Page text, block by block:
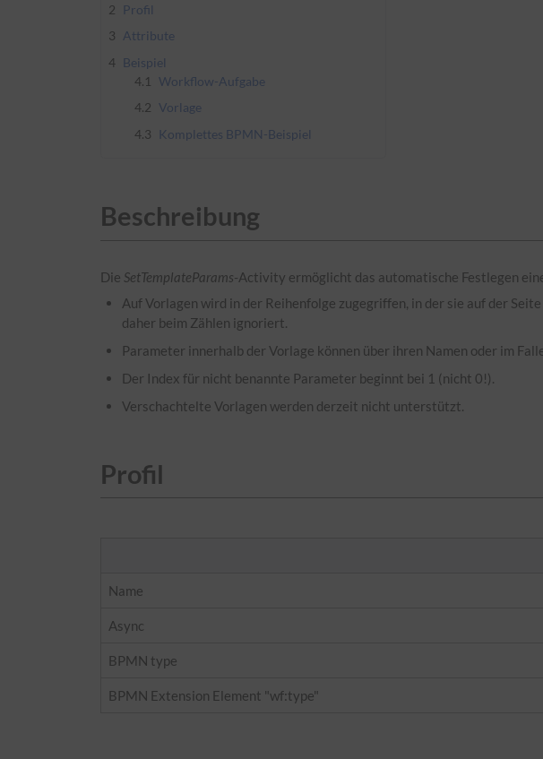
2
Profil
3 Attribute
4 Beispiel
4.1
Workflow-Aufgabe
4.2 Vorlage
4.3
Komplettes BPMN-Beispiel
Beschreibung
Die SetTemplateParams-Activity ermöglicht das automatische Festlegen
Auf Vorlagen wird in der Reihenfolge zugegriffen, in der sie auf der
daher beim Zählen ignoriert.
Parameter innerhalb der Vorlage können über ihren Namen oder im
Der Index für nicht benannte Parameter beginnt bei 1 (nicht 0!).
Verschachtelte Vorlagen werden derzeit nicht unterstützt.
Profil
Name
Async
BPMN type
BPMN Extension Element "wf:type"